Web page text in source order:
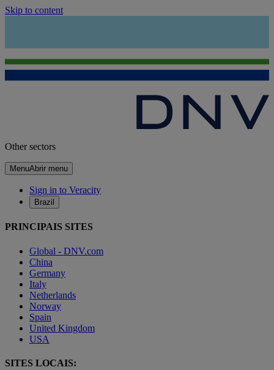
Skip to content
Other sectors
MenuAbrir menu
Sign in to Veracity
Brazil
PRINCIPAIS SITES
Global - DNV.com
China
Germany
Italy
Netherlands
Norway
Spain
United Kingdom
USA
SITES LOCAIS: